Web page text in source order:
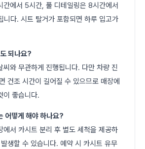
간에서 5시간, 풀 디테일링은 8시간에서
니다. 시트 탈거가 포함되면 하루 입고가
되나요?
씨와 무관하게 진행됩니다. 다만 차량 진
건조 시간이 길어질 수 있으므로 매장에
이 좋습니다.
어떻게 해야 하나요?
에서 카시트 분리 후 별도 세척을 제공하
생할 수 있습니다. 예약 시 카시트 유무